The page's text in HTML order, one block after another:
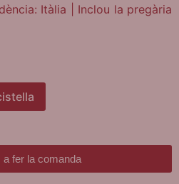
Itàlia | Inclou la pregària
a fer la comanda